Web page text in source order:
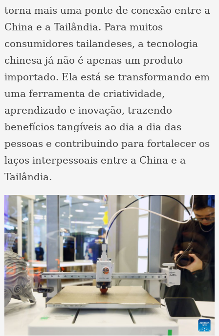
torna mais uma ponte de conexão entre a
China e a Tailândia. Para muitos
consumidores tailandeses, a tecnologia
chinesa já não é apenas um produto
importado. Ela está se transformando em
uma ferramenta de criatividade,
aprendizado e inovação, trazendo
benefícios tangíveis ao dia a dia das
pessoas e contribuindo para fortalecer os
laços interpessoais entre a China e a
Tailândia.